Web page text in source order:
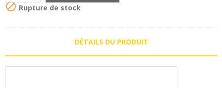
 Rupture de stock
DÉTAILS DU PRODUIT